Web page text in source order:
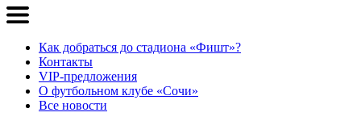
Как добраться до стадиона «Фишт»?
Контакты
VIP-предложения
О футбольном клубе «Сочи»
Все новости